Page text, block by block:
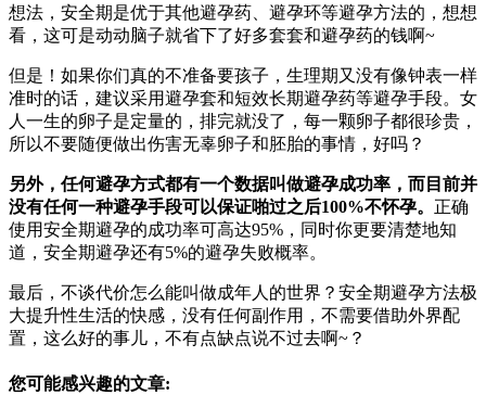
想法，安全期是优于其他避孕药、避孕环等避孕方法的，想想
看，这可是动动脑子就省下了好多套套和避孕药的钱啊~
但是！如果你们真的不准备要孩子，生理期又没有像钟表一样
准时的话，建议采用避孕套和短效长期避孕药等避孕手段。女
人一生的卵子是定量的，排完就没了，每一颗卵子都很珍贵，
所以不要随便做出伤害无辜卵子和胚胎的事情，好吗？
另外，任何避孕方式都有一个数据叫做避孕成功率 ，而目前并
没有任何一种避孕手段可以保证啪过之后100%不怀孕。 正确
使用安全期避孕的成功率可高达95%，同时你更要清楚地知
道，安全期避孕还有5%的避孕失败概率。
最后，不谈代价怎么能叫做成年人的世界？安全期避孕方法极
大提升性生活的快感，没有任何副作用，不需要借助外界配
置，这么好的事儿，不有点缺点说不过去啊~？
您可能感兴趣的文章: